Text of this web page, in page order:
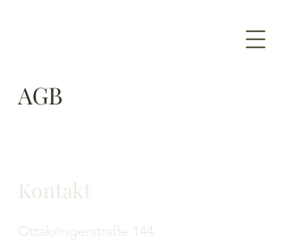
AGB
Kontakt
Ottakringerstraße 144